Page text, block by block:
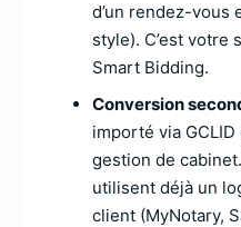
d’un rendez-vous
style). C’est votre
Smart Bidding.
Conversion
importé via
gestion de
utilisent déjà un
client (MyNotary,